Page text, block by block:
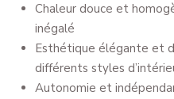
Chaleur douce et
inégalé
Esthétique élégante et
différents styles
Autonomie et